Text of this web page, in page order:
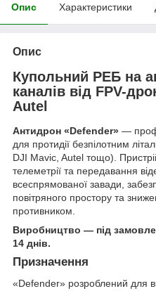
Опис Характеристики
Опис
Купольний РЕБ на
каналів від FPV-
Autel
Антидрон «Defender» —
для протидії безпілотним
DJI Mavic, Autel тощо).
телеметрії та передавання
всеспрямованої завади,
повітряного простору та
противником.
Виробництво — під
14 днів.
Призначення
«Defender» розроблений для